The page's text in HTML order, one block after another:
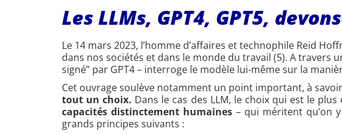
Les LLMs, GPT4, GPT5,
Le 14 mars 2023, l’homme d’affaires et technophile Reid
dans nos sociétés et dans le monde du travail (5). A
signé” par GPT4 – interroge le modèle lui-même sur la
Cet ouvrage soulève notamment un point important, à
tout un choix. Dans le cas des LLM, le choix qui est le
capacités distinctement humaines – qui méritent qu’on
grands principes suivants :